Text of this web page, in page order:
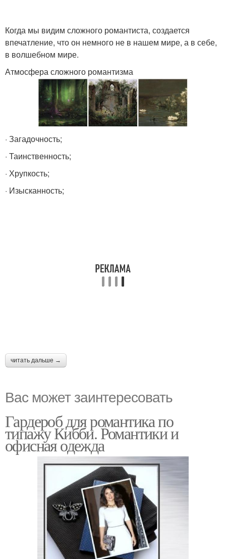
Когда мы видим сложного романтиста, создается
впечатление, что он немного не в нашем мире, а в себе,
в волшебном мире.
Атмосфера сложного романтизма
· Загадочность;
· Таинственность;
· Хрупкость;
· Изысканность;
читать дальше →
Вас может заинтересовать
Гардероб для романтика по
типажу Кибби. Романтики и
офисная одежда